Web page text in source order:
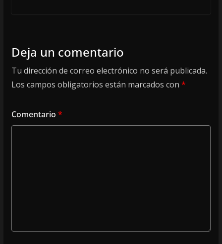
Deja un comentario
Tu dirección de correo electrónico no será publicada.
Los campos obligatorios están marcados con *
Comentario *